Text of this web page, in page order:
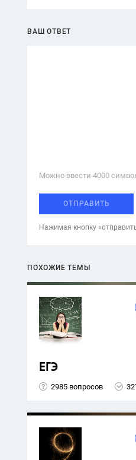
ВАШ ОТВЕТ
Можно ввести 4000
ОТПРАВИТЬ
Нажимая кнопку
ПОХОЖИЕ ТЕМЫ
ЕГЭ
2985 вопросов